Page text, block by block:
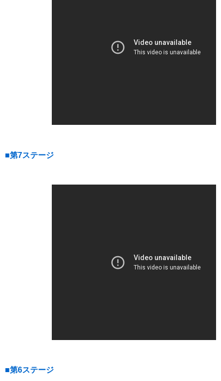
■第7ステージ
■第6ステージ